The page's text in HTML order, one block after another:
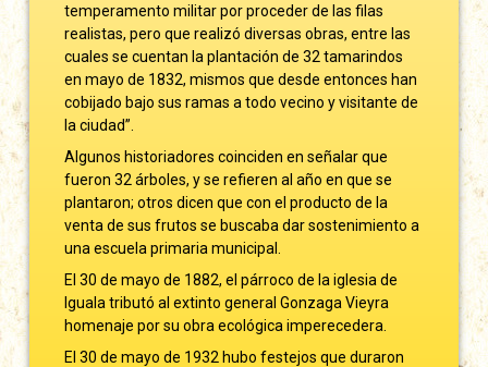
temperamento militar por proceder de las filas
realistas, pero que realizó diversas obras, entre las
cuales se cuentan la plantación de 32 tamarindos
en mayo de 1832, mismos que desde entonces han
cobijado bajo sus ramas a todo vecino y visitante de
la ciudad”.
Algunos historiadores coinciden en señalar que
fueron 32 árboles, y se refieren al año en que se
plantaron; otros dicen que con el producto de la
venta de sus frutos se buscaba dar sostenimiento a
una escuela primaria municipal.
El 30 de mayo de 1882, el párroco de la iglesia de
Iguala tributó al extinto general Gonzaga Vieyra
homenaje por su obra ecológica imperecedera.
El 30 de mayo de 1932 hubo festejos que duraron